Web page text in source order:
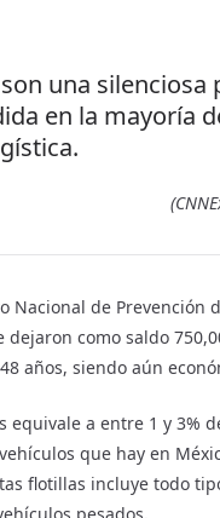
a
una
en la mayoría
de Prevención
como saldo
años, siendo aún
a entre 1 y 3%
que hay en
flotillas incluye todo